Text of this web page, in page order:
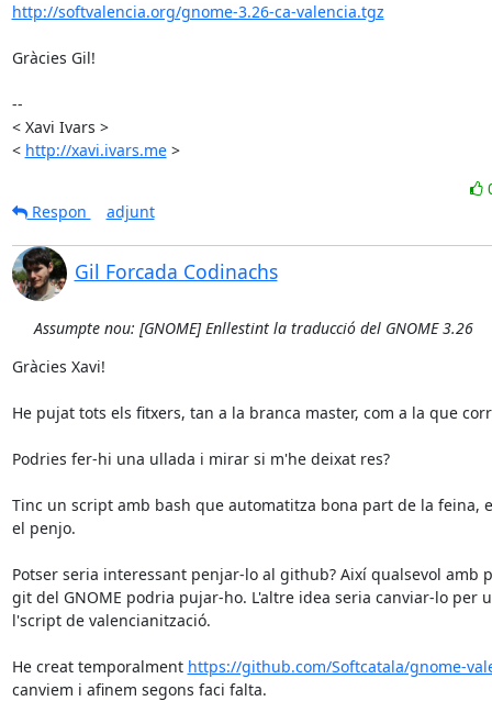
http://softvalencia.org/gnome-3.26-ca-valencia.tgz
Gràcies Gil!
--
< Xavi Ivars >
< http://xavi.ivars.me >
Respon
adjunt
Gil Forcada Codinachs
Assumpte nou: [GNOME] Enllestint la traducció del GNOME 3.26
Gràcies Xavi!
He pujat tots els fitxers, tan a la branca master, com a la que
Podries fer-hi una ullada i mirar si m'he deixat res?
Tinc un script amb bash que automatitza bona part de la feina,
el penjo.
Potser seria interessant penjar-lo al github? Així qualsevol amb
git del GNOME podria pujar-ho. L'altre idea seria canviar-lo per
l'script de valencianització.
He creat temporalment https://github.com/Softcatala/gnome-
canviem i afinem segons faci falta.